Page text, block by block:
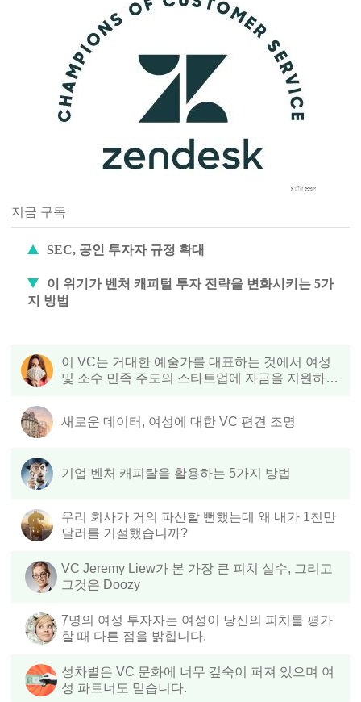
지금 구독
SEC, 공인 투자자 규정 확대
이 위기가 벤처 캐피털 투자 전략을 변화시키는 5가
지 방법
이 VC는 거대한 예술가를 대표하는 것에서 여성
및 소수 민족 주도의 스타트업에 자금을 지원하는
새로운 데이터, 여성에 대한 VC 편견 조명
기업 벤처 캐피탈을 활용하는 5가지 방법
우리 회사가 거의 파산할 뻔했는데 왜 내가 1천만
달러를 거절했습니까?
VC Jeremy Liew가 본 가장 큰 피치 실수, 그리고
그것은 Doozy
7명의 여성 투자자는 여성이 당신의 피치를 평가
할 때 다른 점을 밝힙니다.
성차별은 VC 문화에 너무 깊숙이 퍼져 있으며 여
성 파트너도 믿습니다.